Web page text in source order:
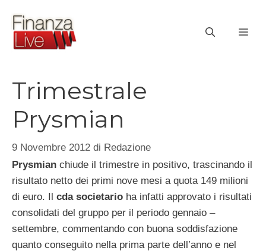
contenuto
Trimestrale
Prysmian
9 Novembre 2012 di Redazione
Prysmian chiude il trimestre in positivo, trascinando il
risultato netto dei primi nove mesi a quota 149 milioni
di euro. Il cda societario ha infatti approvato i risultati
consolidati del gruppo per il periodo gennaio –
settembre, commentando con buona soddisfazione
quanto conseguito nella prima parte dell’anno e nel